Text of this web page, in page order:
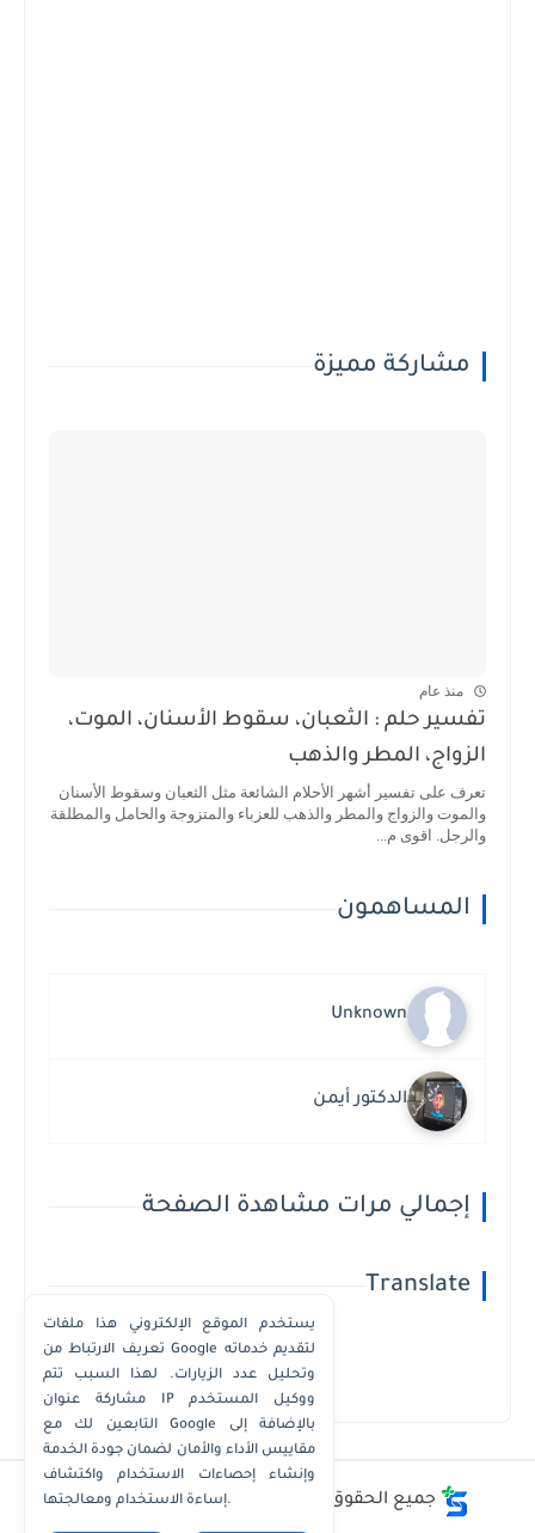
مشاركة مميزة
منذ عام
تفسير حلم : الثعبان، سقوط الأسنان، الموت،
الزواج، المطر والذهب
تعرف على تفسير أشهر الأحلام الشائعة مثل الثعبان وسقوط الأسنان
والموت والزواج والمطر والذهب للعزباء والمتزوجة والحامل والمطلقة
والرجل. اقوى م...
المساهمون
Unknown
الدكتور أيمن
إجمالي مرات مشاهدة الصفحة
Translate
Powered by Translate
جميع الحقوق محفوظة © أفضل - أسعار - أرقام
يستخدم الموقع الإلكتروني هذا ملفات
تعريف الارتباط من Google لتقديم خدماته
وتحليل عدد الزيارات. لهذا السبب تتم
مشاركة عنوان IP ووكيل المستخدم
التابعين لك مع Google بالإضافة إلى
مقاييس الأداء والأمان لضمان جودة الخدمة
وإنشاء إحصاءات الاستخدام واكتشاف
إساءة الاستخدام ومعالجتها.